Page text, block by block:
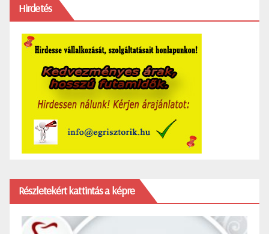
Hirdetés
Részletekért kattintás a képre